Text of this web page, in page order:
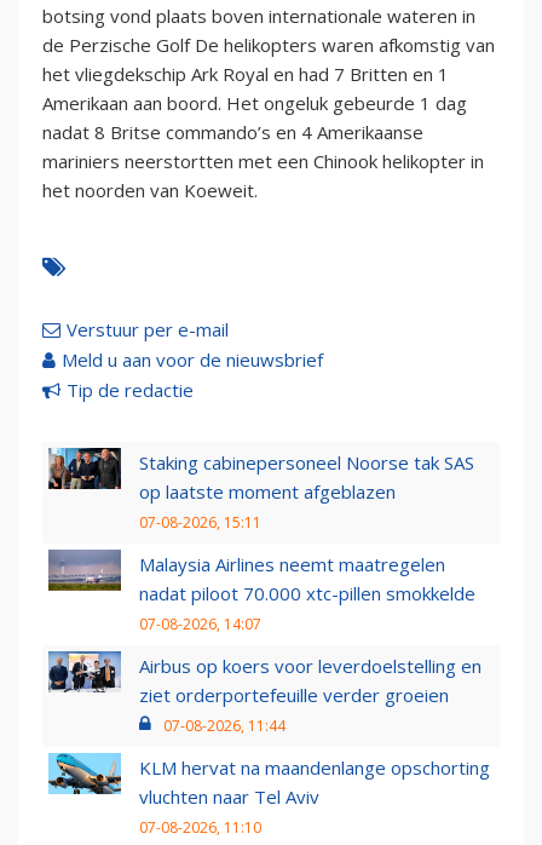
botsing vond plaats boven internationale wateren in
de Perzische Golf De helikopters waren afkomstig van
het vliegdekschip Ark Royal en had 7 Britten en 1
Amerikaan aan boord. Het ongeluk gebeurde 1 dag
nadat 8 Britse commando’s en 4 Amerikaanse
mariniers neerstortten met een Chinook helikopter in
het noorden van Koeweit.
Verstuur per e-mail
Meld u aan voor de nieuwsbrief
Tip de redactie
Staking cabinepersoneel Noorse tak SAS
op laatste moment afgeblazen
07-08-2026, 15:11
Malaysia Airlines neemt maatregelen
nadat piloot 70.000 xtc-pillen smokkelde
07-08-2026, 14:07
Airbus op koers voor leverdoelstelling en
ziet orderportefeuille verder groeien
07-08-2026, 11:44
KLM hervat na maandenlange opschorting
vluchten naar Tel Aviv
07-08-2026, 11:10